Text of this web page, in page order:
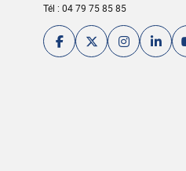
Tél : 04 79 75 85 85